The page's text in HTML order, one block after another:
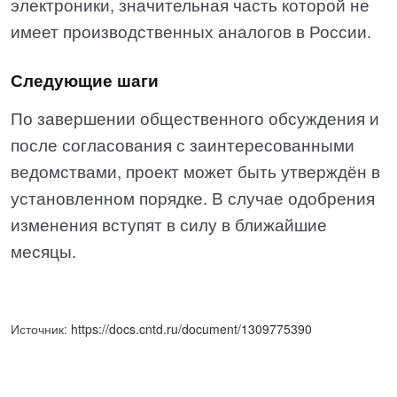
имеет производственных аналогов в России.
Следующие шаги
По завершении общественного обсуждения и
после согласования с заинтересованными
ведомствами, проект может быть утверждён в
установленном порядке. В случае одобрения
изменения вступят в силу в ближайшие
месяцы.
Источник: https://docs.cntd.ru/document/1309775390